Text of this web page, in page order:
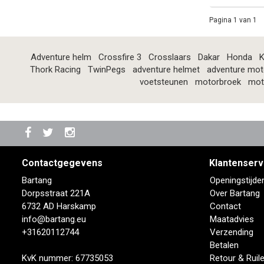
Pagina 1 van 1
Adventure helm Crossfire 3 Crosslaars Dakar Honda
Thork Racing
TwinPegs adventure helmet
adventure
voetsteunen
motorbroek
Contactgegevens
Bartang
Dorpsstraat 221A
6732 AD Harskamp
info@bartang.eu
+31620112744
KvK nummer: 67735053
Over Bartang
Contact
Maatadvies
Verzending
Betalen
Retour &